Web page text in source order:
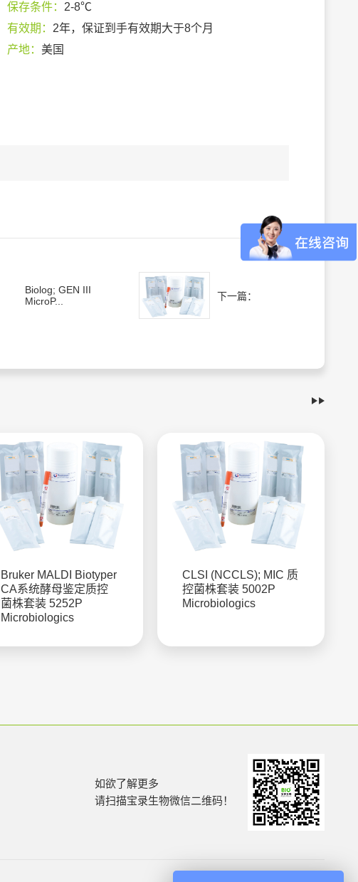
保存条件： 2-8℃
有效期： 2年，保证到手有效期大于8个月
产地： 美国
Biolog; GEN III
MicroP...
下一篇：
Bruker MALDI Biotyper
CA系统酵母鉴定质控
菌株套装 5252P
Microbiologics
CLSI (NCCLS); MIC 质
控菌株套装 5002P
Microbiologics
如欲了解更多
请扫描宝录生物微信二维码！